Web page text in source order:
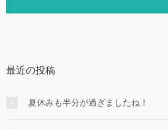
最近の投稿
夏休みも半分が過ぎましたね！